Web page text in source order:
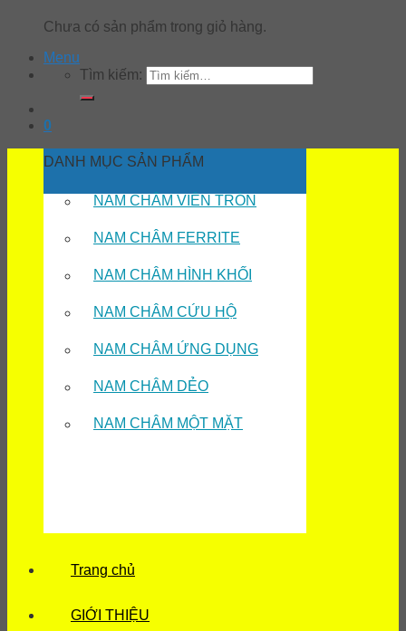
Chưa có sản phẩm trong giỏ hàng.
Menu
Tìm kiếm:
0
DANH MỤC SẢN PHẨM
NAM CHÂM VIÊN TRÒN
NAM CHÂM FERRITE
NAM CHÂM HÌNH KHỐI
NAM CHÂM CỨU HỘ
NAM CHÂM ỨNG DỤNG
NAM CHÂM DẺO
NAM CHÂM MỘT MẶT
Trang chủ
GIỚI THIỆU